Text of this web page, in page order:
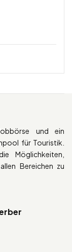
und ein
für Touristik.
Möglichkeiten,
Bereichen zu